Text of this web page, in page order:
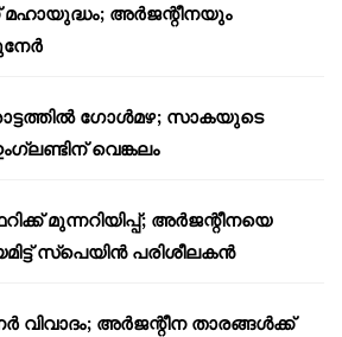
മഹായുദ്ധം; അർജന്റീനയും
ഗോൾമഴ; സാകയുടെ
വെങ്കലം
മുന്നറിയിപ്പ്; അർജന്റീനയെ
സ്പെയിൻ പരിശീലകൻ
അർജന്റീന താരങ്ങൾക്ക്